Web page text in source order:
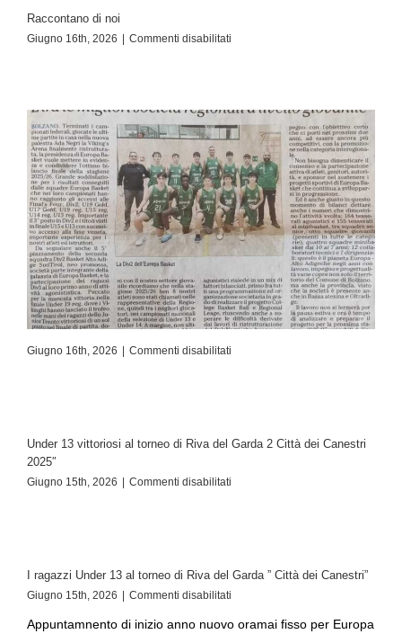
Raccontano di noi
Giugno 16th, 2026 | Commenti disabilitati
Giugno 16th, 2026 Commenti disabilitati
Under 13 vittoriosi al torneo di Riva del Garda 2 Città dei Canestri
2025″
Giugno 15th, 2026 Commenti disabilitati
I ragazzi Under 13 al torneo di Riva del Garda ” Città dei Canestri”
Giugno 15th, 2026 Commenti disabilitati
Appuntamnento di inizio anno nuovo oramai fisso per Europa